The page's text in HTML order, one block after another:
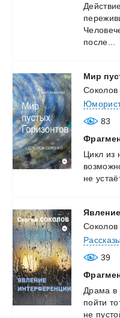
после...
Мир
Соколов
83
Цикл из
не
Явление
Соколов
39
Драма в
пойти
не